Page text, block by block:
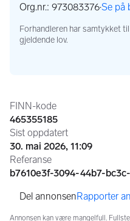
Org.nr.: 973083376·Se på
,
Forhandleren har samtykket
gjeldende lov.
FINN-kode
465355185
Sist oppdatert
30. mai 2026, 11:09
Referanse
b7610e3f-3094-44b7-
Rapporter
Annonsen kan være mangelfull.